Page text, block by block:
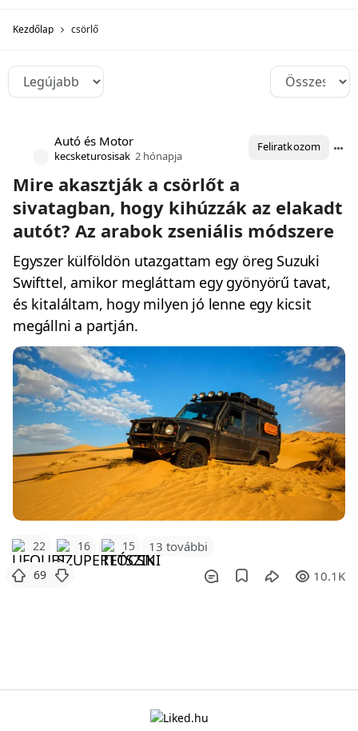
Kezdőlap csörlő
Autó és Motor
kecsketurosisak 2 hónapja
Feliratkozom
Mire akasztják a csörlőt a
sivatagban, hogy kihúzzák az elakadt
autót? Az arabok zseniális módszere
Egyszer külföldön utazgattam egy öreg Suzuki
Swifttel, amikor megláttam egy gyönyörű tavat,
és kitaláltam, hogy milyen jó lenne egy kicsit
megállni a partján.
22 16 15 13 további
69 10.1K